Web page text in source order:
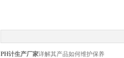
PH计生产厂家详解其产品如何维护保养